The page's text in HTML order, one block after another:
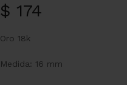
$ 174
Oro 18k
Medida: 16 mm